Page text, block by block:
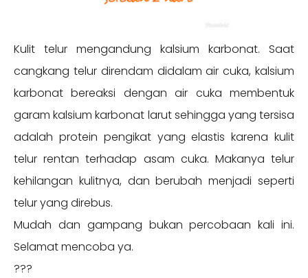
Kulit telur mengandung kalsium karbonat. Saat
cangkang telur direndam didalam air cuka, kalsium
karbonat bereaksi dengan air cuka membentuk
garam kalsium karbonat larut sehingga yang tersisa
adalah protein pengikat yang elastis karena kulit
telur rentan terhadap asam cuka. Makanya telur
kehilangan kulitnya, dan berubah menjadi seperti
telur yang direbus.
Mudah dan gampang bukan percobaan kali ini.
Selamat mencoba ya.
???